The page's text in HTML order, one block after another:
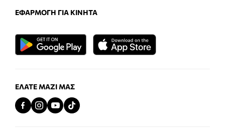
ΕΦΑΡΜΟΓΉ ΓΙΑ ΚΙΝΗΤΆ
ΕΛΆΤΕ ΜΑΖΊ ΜΑΣ